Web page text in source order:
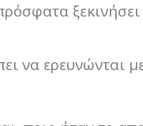
ξεκινήσει
να ερευνώνται